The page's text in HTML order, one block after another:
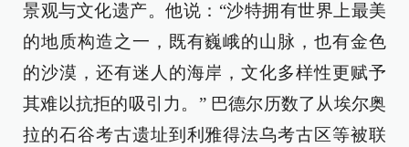
景观与文化遗产。他说：“沙特拥有世界上最美
的地质构造之一，既有巍峨的山脉，也有金色
的沙漠，还有迷人的海岸，文化多样性更赋予
其难以抗拒的吸引力。” 巴德尔历数了从埃尔奥
拉的石谷考古遗址到利雅得法乌考古区等被联